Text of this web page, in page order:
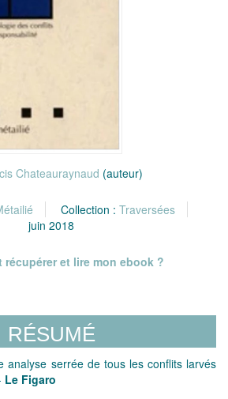
Chateauraynaud (auteur)
Collection : Traversées
juin 2018
récupérer et lire mon ebook ?
RÉSUMÉ
analyse serrée de tous les conflits larvés
Le Figaro